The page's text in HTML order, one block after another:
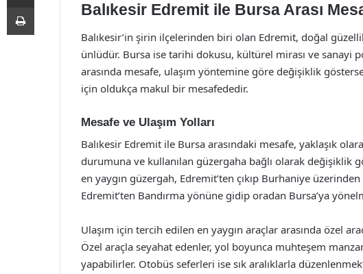
Balıkesir Edremit ile Bursa Arası
Balıkesir’in şirin ilçelerinden biri olan Edremit, doğal
ünlüdür. Bursa ise tarihi dokusu, kültürel mirası ve sanayi
arasında mesafe, ulaşım yöntemine göre değişiklik
için oldukça makul bir mesafededir.
Mesafe ve Ulaşım Yolları
Balıkesir Edremit ile Bursa arasındaki mesafe, yaklaşık
durumuna ve kullanılan güzergaha bağlı olarak değişiklik
en yaygın güzergah, Edremit’ten çıkıp Burhaniye
Edremit’ten Bandırma yönüne gidip oradan Bursa’ya
Ulaşım için tercih edilen en yaygın araçlar arasında özel
Özel araçla seyahat edenler, yol boyunca muhteşem
yapabilirler. Otobüs seferleri ise sık aralıklarla